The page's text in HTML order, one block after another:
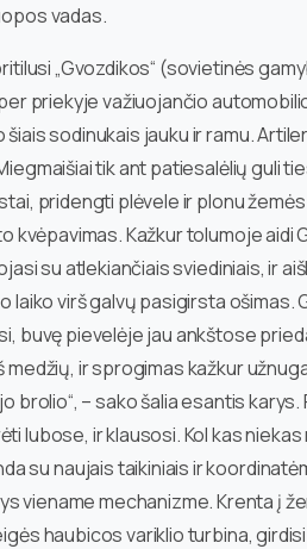
vadas.
„Gvozdikos“ (sovietinės
priekyje važiuojančio
sodinukais jauku ir ramu.
tik ant patiesalėlių guli
pridengti plėvele ir plonu
kvėpavimas. Kažkur tolumoje
su atlekiančiais sviediniais, ir
laiko virš galvų pasigirsta
buvę pievelėje jau ankštose
medžių, ir sprogimas kažkur
brolio“, – sako šalia esantis
lubose, ir klausosi. Kol kas
su naujais taikiniais ir
viename mechanizme. Krenta į
haubicos variklio turbina,